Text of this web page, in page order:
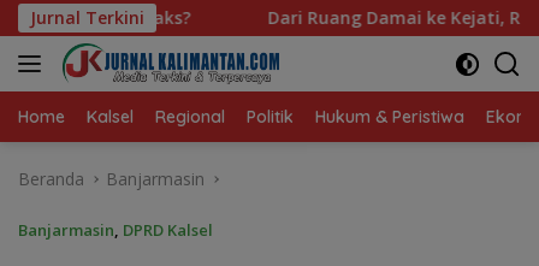
Langsung
ke
konten
Jurnal Terkini
Dari Ruang Damai ke Kejati, Rekam Jejak Radityo Mengawal
Home Kalsel Regional Politik Hukum & Peristiwa
Beranda Banjarmasin
Banjarmasin, DPRD Kalsel